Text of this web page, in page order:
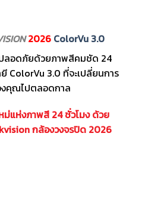
2026 ColorVu 3.0
ลอดภัยด้วยภาพสีคมชัด 24
ColorVu 3.0 ที่จะเปลี่ยนการ
งคุณไปตลอดกาล
ม่แห่งภาพสี 24 ชั่วโมง ด้วย
กล้องวงจรปิด 2026